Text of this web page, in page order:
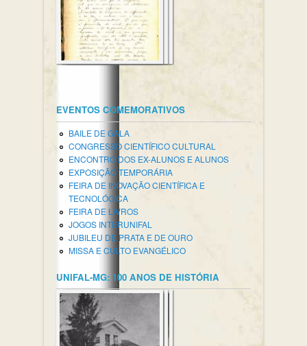
EVENTOS COMEMORATIVOS
BAILE DE GALA
CONGRESSO CIENTÍFICO CULTURAL
ENCONTRO DOS EX-ALUNOS E ALUNOS
EXPOSIÇÃO TEMPORÁRIA
FEIRA DE INOVAÇÃO CIENTÍFICA E
TECNOLÓGICA
FEIRA DE LIVROS
JOGOS INTERUNIFAL
JUBILEU DE PRATA E DE OURO
MISSA E CULTO EVANGÉLICO
UNIFAL-MG: 100 ANOS DE HISTÓRIA